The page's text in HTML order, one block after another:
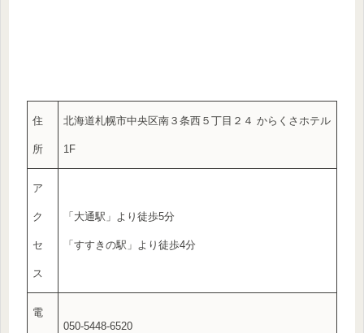
住
所
北海道札幌市中央区南３条西５丁目２４ からくさホテル
1F
ア
ク
セ
ス
「大通駅」より徒歩5分
「すすきの駅」より徒歩4分
電
050-5448-6520